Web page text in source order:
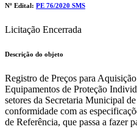
Nº Edital: PE 76/2020 SMS
Licitação Encerrada
Descrição do objeto
Registro de Preços para
Equipamentos de Proteção
setores da Secretaria Municipal
conformidade com as
de Referência, que passa a fazer